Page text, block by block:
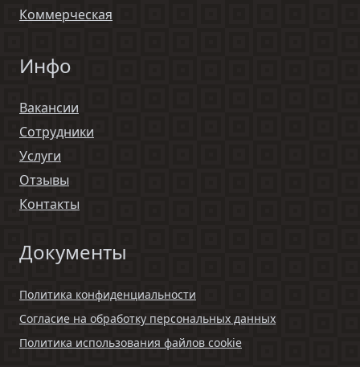
Коммерческая
Инфо
Вакансии
Сотрудники
Услуги
Отзывы
Контакты
Документы
Политика конфиденциальности
Согласие на обработку персональных данных
Политика использования файлов cookie